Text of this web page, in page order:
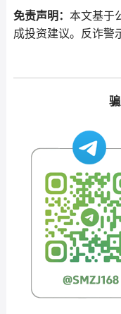
免责声明： 本文基于
成投资建议。反诈警